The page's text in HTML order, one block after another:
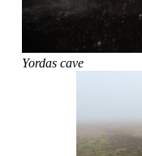
Yordas cave